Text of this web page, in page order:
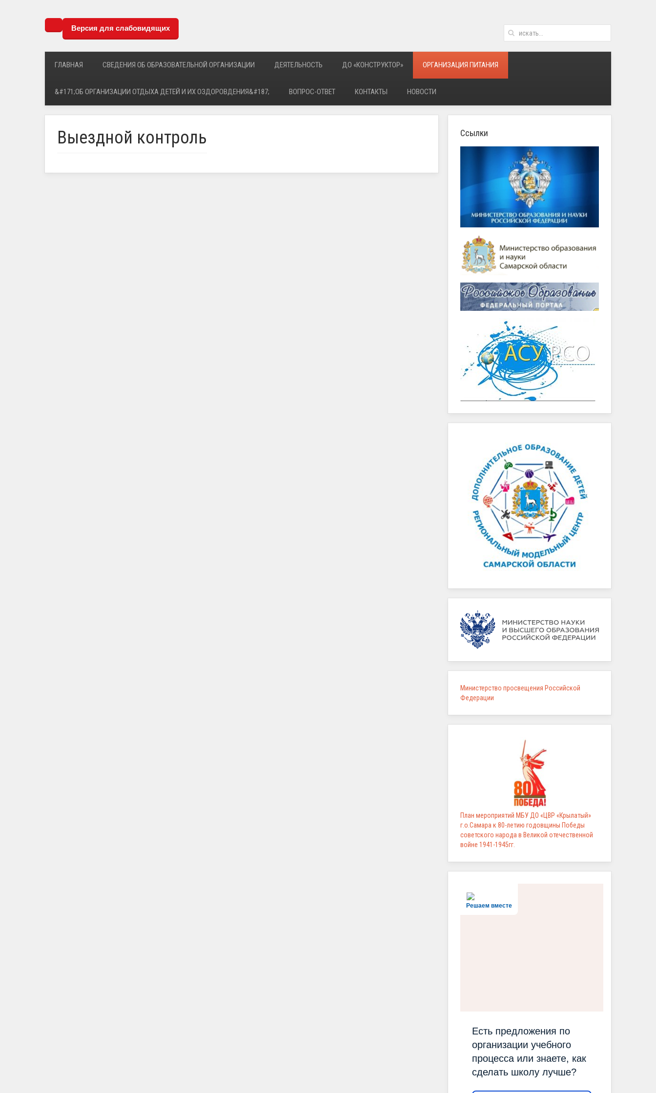
Версия для слабовидящих
ГЛАВНАЯ СВЕДЕНИЯ ОБ ОБРАЗОВАТЕЛЬНОЙ ОРГАНИЗАЦИИ ДЕЯТЕЛЬНОСТЬ ДО «КОНСТРУКТОР» ОРГАНИЗАЦИЯ ПИТАНИЯ
&#171;ОБ ОРГАНИЗАЦИИ ОТДЫХА ДЕТЕЙ И ИХ ОЗДОРОВДЕНИЯ&#187; ВОПРОС-ОТВЕТ КОНТАКТЫ НОВОСТИ
Выездной контроль Ссылки
Министерство просвещения Российской
Федерации
План мероприятий МБУ ДО «ЦВР «Крылатый»
г.о.Самара к 80-летию годовщины Победы
советского народа в Великой отечественной
войне 1941-1945гг.
Решаем вместе
Есть предложения по
организации учебного
процесса или знаете, как
сделать школу лучше?